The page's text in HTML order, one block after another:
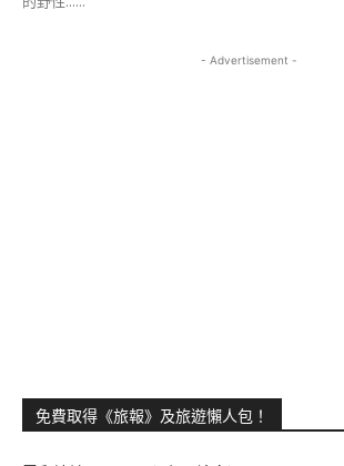
- Advertisement -
免費取得《旅報》及旅遊懶人包！